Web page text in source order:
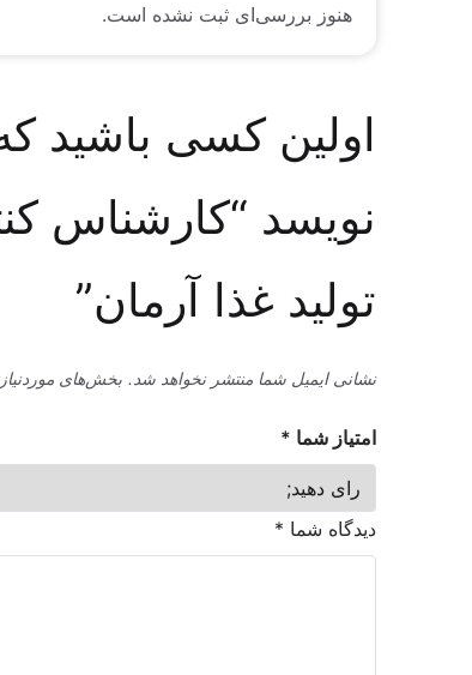
هنوز بررسی‌ای ثبت نشده است.
اولین کسی باشید
نویسد “کارشناس
تولید غذا آرمان”
نشانی ایمیل شما منتشر نخواهد شد. بخش‌های
امتیاز شما *
دیدگاه شما *